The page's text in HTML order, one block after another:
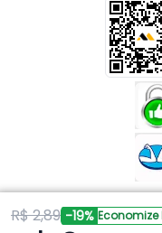
R$ 2,89 -19% Economize
Copyright © 2026 Mark